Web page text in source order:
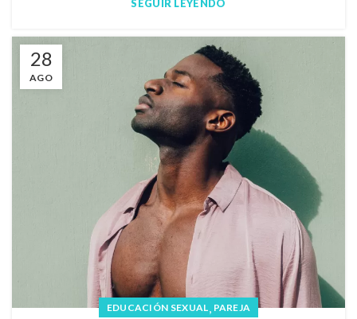
SEGUIR LEYENDO
28
AGO
EDUCACIÓN SEXUAL PAREJA